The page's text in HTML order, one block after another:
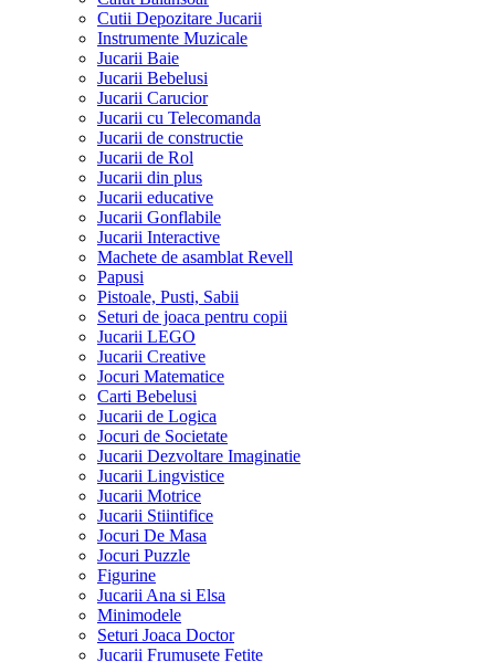
Cutii Depozitare Jucarii
Instrumente Muzicale
Jucarii Baie
Jucarii Bebelusi
Jucarii Carucior
Jucarii cu Telecomanda
Jucarii de constructie
Jucarii de Rol
Jucarii din plus
Jucarii educative
Jucarii Gonflabile
Jucarii Interactive
Machete de asamblat Revell
Papusi
Pistoale, Pusti, Sabii
Seturi de joaca pentru copii
Jucarii LEGO
Jucarii Creative
Jocuri Matematice
Carti Bebelusi
Jucarii de Logica
Jocuri de Societate
Jucarii Dezvoltare Imaginatie
Jucarii Lingvistice
Jucarii Motrice
Jucarii Stiintifice
Jocuri De Masa
Jocuri Puzzle
Figurine
Jucarii Ana si Elsa
Minimodele
Seturi Joaca Doctor
Jucarii Frumusete Fetite